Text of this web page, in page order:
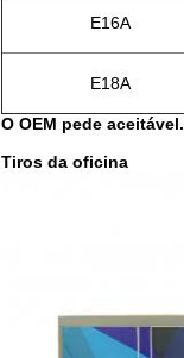
E16A
E18A
O OEM pede aceitável.
Tiros da oficina